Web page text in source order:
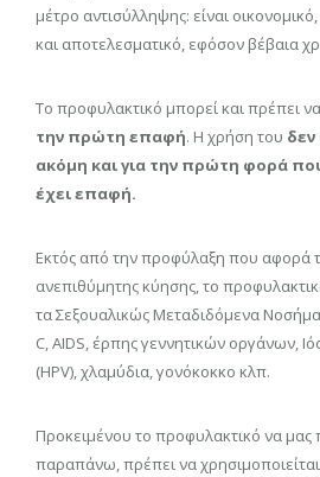
μέτρο αντισύλληψης: είναι
και αποτελεσματικό, εφόσον βέβαια
Το προφυλακτικό μπορεί και πρέπει
την πρώτη επαφή. Η χρήση του
ακόμη και για την πρώτη φορά
έχει επαφή.
Εκτός από την προφύλαξη που αφορά
ανεπιθύμητης κύησης, το
τα Σεξουαλικώς Μεταδιδόμενα
C, AIDS, έρπης γεννητικών οργάνων,
(HPV), χλαμύδια, γονόκοκκο κλπ.
Προκειμένου το προφυλακτικό να
παραπάνω, πρέπει να